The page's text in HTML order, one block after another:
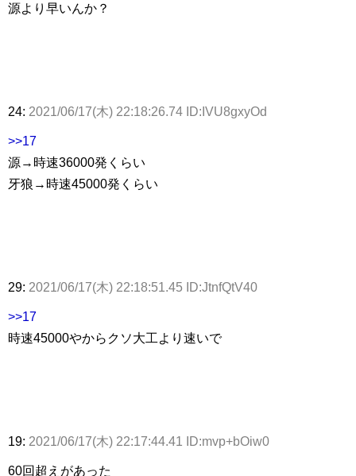
源より早いんか？
24: 2021/06/17(木) 22:18:26.74 ID:IVU8gxyOd
>>17
源→時速36000発くらい
牙狼→時速45000発くらい
29: 2021/06/17(木) 22:18:51.45 ID:JtnfQtV40
>>17
時速45000やからクソ大工より速いで
19: 2021/06/17(木) 22:17:44.41 ID:mvp+bOiw0
60回超えがあった